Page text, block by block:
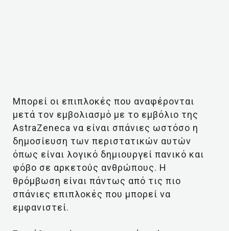
Μπορεί οι επιπλοκές που αναφέρονται
μετά τον εμβολιασμό με το εμβόλιο της
AstraZeneca να είναι σπάνιες ωστόσο η
δημοσίευση των περιστατικών αυτών
όπως είναι λογικό δημιουργεί πανικό και
φόβο σε αρκετούς ανθρώπους. Η
θρόμβωση είναι πάντως από τις πιο
σπάνιες επιπλοκές που μπορεί να
εμφανιστεί.